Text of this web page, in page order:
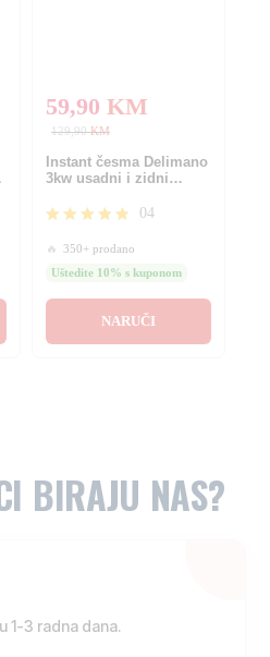
59,90 KM
129,90KM
Instant česma Delimano
3kw usadni i zidni
4.75
od 5
04
🔥 350+ prodano
Uštedite 10% s kuponom
NARUČI
BIRAJU NAS?
1-3 radna dana.